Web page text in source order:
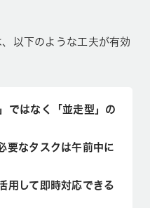
以下のような工夫が有効
ではなく「並走型」の
要なタスクは午前中に
用して即時対応できる